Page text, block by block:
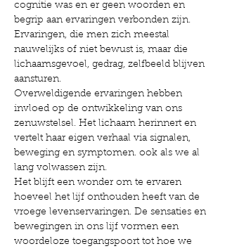
cognitie was en er geen woorden en
begrip aan ervaringen verbonden zijn.
Ervaringen, die men zich meestal
nauwelijks of niet bewust is, maar die
lichaamsgevoel, gedrag, zelfbeeld blijven
aansturen.
Overweldigende ervaringen hebben
invloed op de ontwikkeling van ons
zenuwstelsel. Het lichaam herinnert en
vertelt haar eigen verhaal via signalen,
beweging en symptomen. ook als we al
lang volwassen zijn.
Het blijft een wonder om te ervaren
hoeveel het lijf onthouden heeft van de
vroege levenservaringen. De sensaties en
bewegingen in ons lijf vormen een
woordeloze toegangspoort tot hoe we